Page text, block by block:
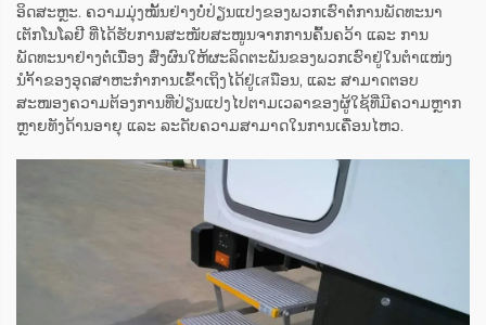
ອິດສະຫຼະ. ຄວາມມຸ່ງໝັ້ນຢ່າງບໍ່ປ່ຽນແປງຂອງພວກເຮົາຕໍ່ການພັດທະນາ
ເຕັກໂນໂລຢີ ທີ່ໄດ້ຮັບການສະໜັບສະໜູນຈາກການຄົ້ນຄວ້າ ແລະ ການ
ພັດທະນາຢ່າງຕໍ່ເນື່ອງ ສົ່ງຜົນໃຫ້ຜະລິດຕະພັນຂອງພວກເຮົາຢູ່ໃນຕຳແໜ່ງ
ນຳ້້າຂອງອຸດສາຫະກຳການເຂົ້າເຖິງໄດ້ຢູ່ເสมືອນ, ແລະ ສາມາດຕອບ
ສະໜອງຄວາມຕ້ອງການທີ່ປ່ຽນແປງໄປຕາມເວລາຂອງຜູ້ໃຊ້ທີ່ມີຄວາມຫຼາກ
ຫຼາຍທັງດ້ານອາຍຸ ແລະ ລະດັບຄວາມສາມາດໃນການເຄື່ອນໄຫວ.